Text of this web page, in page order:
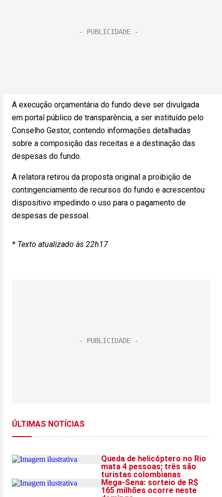
A execução orçamentária do fundo deve ser divulgada
em portal público de transparência, a ser instituído pelo
Conselho Gestor, contendo informações detalhadas
sobre a composição das receitas e a destinação das
despesas do fundo.
A relatora retirou da proposta original a proibição de
contingenciamento de recursos do fundo e acrescentou
dispositivo impedindo o uso para o pagamento de
despesas de pessoal.
* Texto atualizado às 22h17